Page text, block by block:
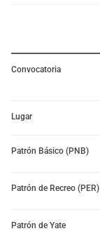
Convocatoria
Lugar
Patrón Básico (PNB)
Patrón de Recreo (PER)
Patrón de Yate